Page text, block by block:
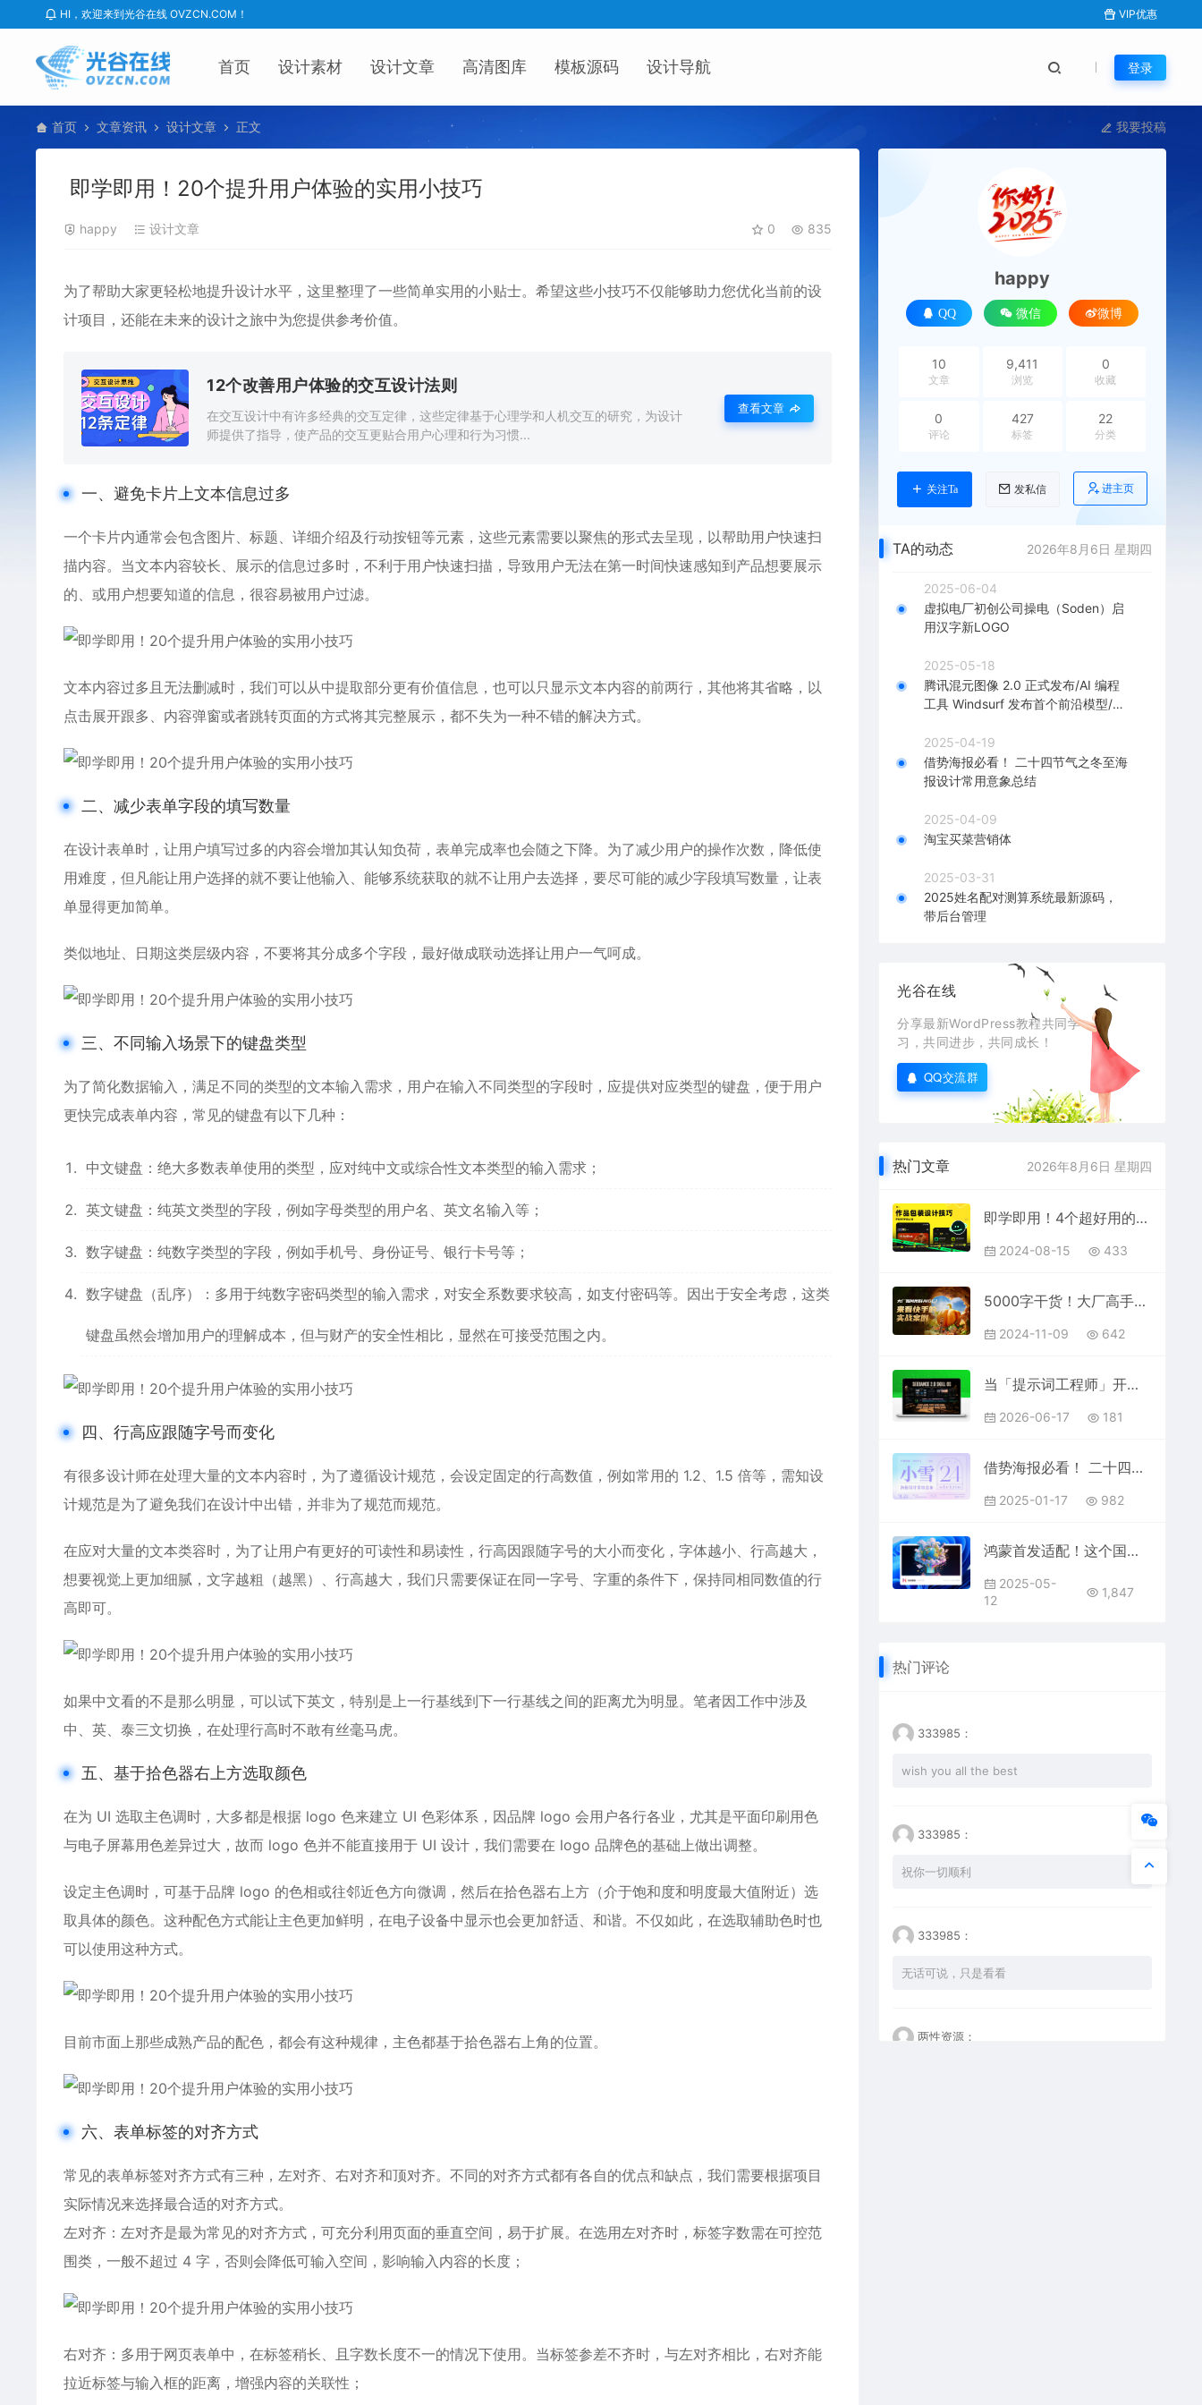
HI，欢迎来到光谷在线 OVZCN.COM！ VIP优惠
首页 设计素材 设计文章 高清图库 模板源码 设计导航 登录
首页 文章资讯 设计文章 正文 我要投稿
即学即用！20个提升用户体验的实用小技巧
happy 设计文章 0 835
为了帮助大家更轻松地提升设计水平，这里整理了一些简单实用的小贴士。希望这些小技巧不仅能够助力您优化当前的设
计项目，还能在未来的设计之旅中为您提供参考价值。
12个改善用户体验的交互设计法则
在交互设计中有许多经典的交互定律，这些定律基于心理学和人机交互的研究，为设计
师提供了指导，使产品的交互更贴合用户心理和行为习惯...
查看文章
一、避免卡片上文本信息过多
一个卡片内通常会包含图片、标题、详细介绍及行动按钮等元素，这些元素需要以聚焦的形式去呈现，以帮助用户快速扫
描内容。当文本内容较长、展示的信息过多时，不利于用户快速扫描，导致用户无法在第一时间快速感知到产品想要展示
的、或用户想要知道的信息，很容易被用户过滤。
文本内容过多且无法删减时，我们可以从中提取部分更有价值信息，也可以只显示文本内容的前两行，其他将其省略，以
点击展开跟多、内容弹窗或者跳转页面的方式将其完整展示，都不失为一种不错的解决方式。
二、减少表单字段的填写数量
在设计表单时，让用户填写过多的内容会增加其认知负荷，表单完成率也会随之下降。为了减少用户的操作次数，降低使
用难度，但凡能让用户选择的就不要让他输入、能够系统获取的就不让用户去选择，要尽可能的减少字段填写数量，让表
单显得更加简单。
类似地址、日期这类层级内容，不要将其分成多个字段，最好做成联动选择让用户一气呵成。
三、不同输入场景下的键盘类型
为了简化数据输入，满足不同的类型的文本输入需求，用户在输入不同类型的字段时，应提供对应类型的键盘，便于用户
更快完成表单内容，常见的键盘有以下几种：
中文键盘：绝大多数表单使用的类型，应对纯中文或综合性文本类型的输入需求；
英文键盘：纯英文类型的字段，例如字母类型的用户名、英文名输入等；
数字键盘：纯数字类型的字段，例如手机号、身份证号、银行卡号等；
数字键盘（乱序）：多用于纯数字密码类型的输入需求，对安全系数要求较高，如支付密码等。因出于安全考虑，这类
键盘虽然会增加用户的理解成本，但与财产的安全性相比，显然在可接受范围之内。
四、行高应跟随字号而变化
有很多设计师在处理大量的文本内容时，为了遵循设计规范，会设定固定的行高数值，例如常用的 1.2、1.5 倍等，需知设
计规范是为了避免我们在设计中出错，并非为了规范而规范。
在应对大量的文本类容时，为了让用户有更好的可读性和易读性，行高因跟随字号的大小而变化， 字体越小、行高越大，
想要视觉上更加细腻，文字越粗（越黑）、行高越大，我们只需要保证在同一字号、字重的条件下，保持同相同数值的行
高即可。
如果中文看的不是那么明显，可以试下英文，特别是上一行基线到下一行基线之间的距离尤为明显。笔者因工作中涉及
中、英、泰三文切换，在处理行高时不敢有丝毫马虎。
五、基于拾色器右上方选取颜色
在为 UI 选取主色调时，大多都是根据 logo 色来建立 UI 色彩体系，因品牌 logo 会用户各行各业，尤其是平面印刷用色
与电子屏幕用色差异过大，故而 logo 色并不能直接用于 UI 设计，我们需要在 logo 品牌色的基础上做出调整。
设定主色调时，可基于品牌 logo 的色相或往邻近色方向微调，然后在拾色器右上方（介于饱和度和明度最大值附近）选
取具体的颜色。这种配色方式能让主色更加鲜明，在电子设备中显示也会更加舒适、和谐。不仅如此，在选取辅助色时也
可以使用这种方式。
目前市面上那些成熟产品的配色，都会有这种规律，主色都基于拾色器右上角的位置。
六、表单标签的对齐方式
常见的表单标签对齐方式有三种，左对齐、右对齐和顶对齐。不同的对齐方式都有各自的优点和缺点，我们需要根据项目
实际情况来选择最合适的对齐方式。
左对齐：左对齐是最为常见的对齐方式，可充分利用页面的垂直空间，易于扩展。在选用左对齐时，标签字数需在可控范
围类，一般不超过 4 字，否则会降低可输入空间，影响输入内容的长度；
右对齐：多用于网页表单中，在标签稍长、且字数长度不一的情况下使用。当标签参差不齐时，与左对齐相比，右对齐能
拉近标签与输入框的距离，增强内容的关联性；
happy
QQ 微信 微博
10
文章
9,411
浏览
0
收藏
0
评论
427
标签
22
分类
关注Ta 发私信 进主页
TA的动态 2026年8月6日 星期四
2025-06-04
虚拟电厂初创公司操电（Soden）启
用汉字新LOGO
2025-05-18
腾讯混元图像 2.0 正式发布/AI 编程
工具 Windsurf 发布首个前沿模型/M
2025-04-19
借势海报必看！ 二十四节气之冬至海
报设计常用意象总结
2025-04-09
淘宝买菜营销体
2025-03-31
2025姓名配对测算系统最新源码，
带后台管理
光谷在线
分享最新WordPress教程共同学
习，共同进步，共同成长！
QQ交流群
热门文章 2026年8月6日 星期四
即学即用！4个超好用的作品包装设计技巧
2024-08-15 433
5000字干货！大厂高手竟然把 AI 玩得这么出神入化！
2024-11-09 642
当「提示词工程师」开始像制片人一样思考，Seedance 2.0 Skill OS 深度解析！
2026-06-17 181
借势海报必看！ 二十四节气之小雪海报设计常用意象总结
2025-01-17 982
鸿蒙首发适配！这个国产图像处理软件「悟空图像」PS平替太香了
2025-05-
12
1,847
热门评论
333985：
wish you all the best
333985：
祝你一切顺利
333985：
无话可说，只是看看
两性资源：